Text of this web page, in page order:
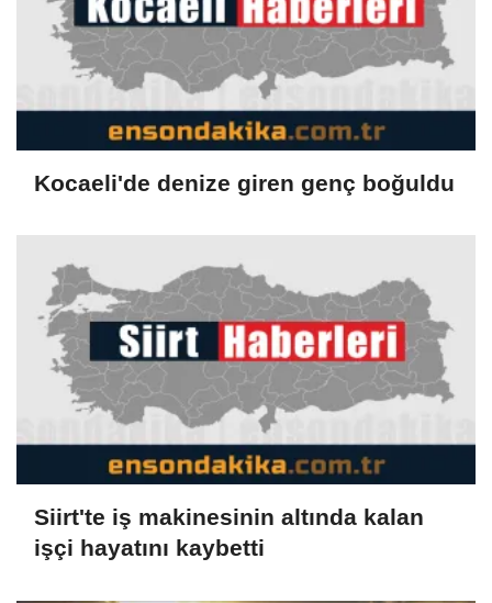
Kocaeli'de denize giren genç boğuldu
Siirt'te iş makinesinin altında kalan
işçi hayatını kaybetti